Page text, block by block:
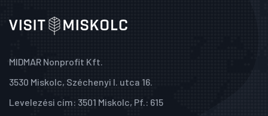
MIDMAR Nonprofit Kft.
3530 Miskolc, Széchenyi I. utca 16.
Levelezési cím: 3501 Miskolc, Pf.: 615